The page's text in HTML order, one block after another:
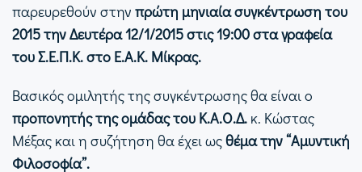
παρευρεθούν στην πρώτη μηνιαία συγκέντρωση του
2015 την Δευτέρα 12/1/2015 στις 19:00 στα γραφεία
του Σ.Ε.Π.Κ. στο Ε.Α.Κ. Μίκρας.
Βασικός ομιλητής της συγκέντρωσης θα είναι ο
προπονητής της ομάδας του Κ.Α.Ο.Δ. κ. Κώστας
Μέξας και η συζήτηση θα έχει ωςθέμα την “Αμυντική
Φιλοσοφία”.